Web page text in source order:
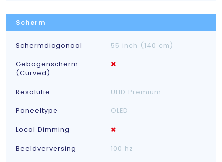
Scherm
Schermdiagonaal
55 inch (140 cm)
Gebogenscherm
(Curved)
Resolutie
UHD Premium
Paneeltype
OLED
Local Dimming
Beeldverversing
100 hz